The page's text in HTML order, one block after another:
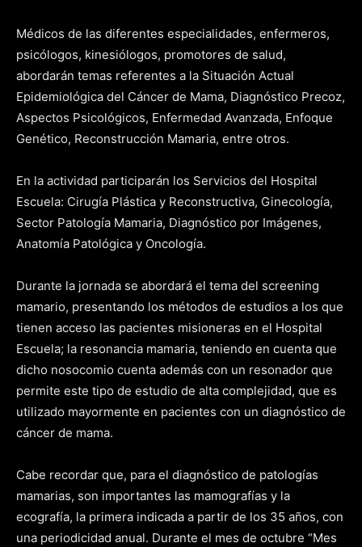
Médicos de las diferentes especialidades, enfermeros,
psicólogos, kinesiólogos, promotores de salud,
abordarán temas referentes a la Situación Actual
Epidemiológica del Cáncer de Mama, Diagnóstico Precoz,
Aspectos Psicológicos, Enfermedad Avanzada, Enfoque
Genético, Reconstrucción Mamaria, entre otros.
En la actividad participarán los Servicios del Hospital
Escuela: Cirugía Plástica y Reconstructiva, Ginecología,
Sector Patología Mamaria, Diagnóstico por Imágenes,
Anatomía Patológica y Oncología.
Durante la jornada se abordará el tema del screening
mamario, presentando los métodos de estudios a los que
tienen acceso las pacientes misioneras en el Hospital
Escuela; la resonancia mamaria, teniendo en cuenta que
dicho nosocomio cuenta además con un resonador que
permite este tipo de estudio de alta complejidad, que es
utilizado mayormente en pacientes con un diagnóstico de
cáncer de mama.
Cabe recordar que, para el diagnóstico de patologías
mamarias, son importantes las mamografías y la
ecografía, la primera indicada a partir de los 35 años, con
una periodicidad anual. Durante el mes de octubre “Mes